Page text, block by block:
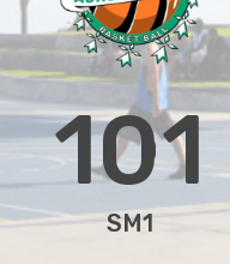
101
SM1